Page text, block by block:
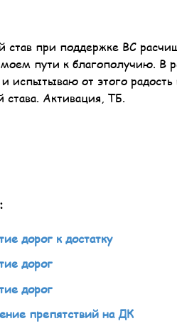
став при поддержке ВС
пути к благополучию. В
испытываю от этого
става. Активация, ТБ.
дорог к достатку
дорог
дорог
препятствий на ДК